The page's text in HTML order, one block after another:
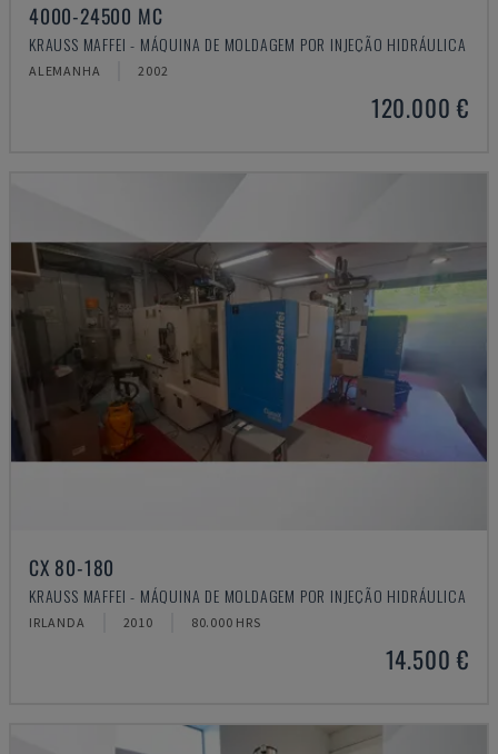
4000-24500 MC
KRAUSS MAFFEI - MÁQUINA DE MOLDAGEM POR INJEÇÃO HIDRÁULICA
ALEMANHA 2002
120.000 €
CX 80-180
KRAUSS MAFFEI - MÁQUINA DE MOLDAGEM POR INJEÇÃO HIDRÁULICA
IRLANDA 2010 80.000 HRS
14.500 €